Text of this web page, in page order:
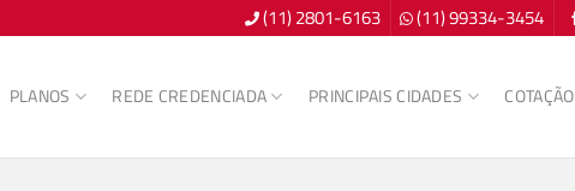
(11) 2801-6163 (11) 99334-3454
PLANOS REDE CREDENCIADA PRINCIPAIS CIDADES COTAÇÃO